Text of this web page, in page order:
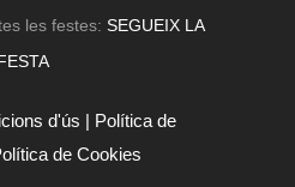
les festes: SEGUEIX LA
d'ús | Política de
de Cookies